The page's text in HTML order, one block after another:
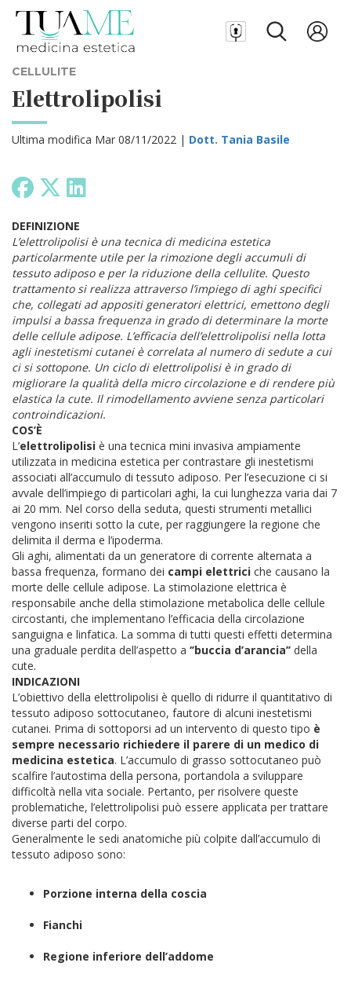
CELLULITE
Elettrolipolisi
Ultima modifica Mar 08/11/2022 | Dott. Tania Basile
DEFINIZIONE
L’elettrolipolisi è una tecnica di medicina estetica
particolarmente utile per la rimozione degli accumuli di
tessuto adiposo e per la riduzione della cellulite. Questo
trattamento si realizza attraverso l’impiego di aghi specifici
che, collegati ad appositi generatori elettrici, emettono degli
impulsi a bassa frequenza in grado di determinare la morte
delle cellule adipose. L’efficacia dell’elettrolipolisi nella lotta
agli inestetismi cutanei è correlata al numero di sedute a cui
ci si sottopone. Un ciclo di elettrolipolisi è in grado di
migliorare la qualità della micro circolazione e di rendere più
elastica la cute. Il rimodellamento avviene senza particolari
controindicazioni.
COS’È
L’elettrolipolisi è una tecnica mini invasiva ampiamente
utilizzata in medicina estetica per contrastare gli inestetismi
associati all’accumulo di tessuto adiposo. Per l’esecuzione ci si
avvale dell’impiego di particolari aghi, la cui lunghezza varia dai 7
ai 20 mm. Nel corso della seduta, questi strumenti metallici
vengono inseriti sotto la cute, per raggiungere la regione che
delimita il derma e l’ipoderma.
Gli aghi, alimentati da un generatore di corrente alternata a
bassa frequenza, formano dei campi elettrici che causano la
morte delle cellule adipose. La stimolazione elettrica è
responsabile anche della stimolazione metabolica delle cellule
circostanti, che implementano l’efficacia della circolazione
sanguigna e linfatica. La somma di tutti questi effetti determina
una graduale perdita dell’aspetto a ‘’buccia d’arancia’’ della
cute.
INDICAZIONI
L’obiettivo della elettrolipolisi è quello di ridurre il quantitativo di
tessuto adiposo sottocutaneo, fautore di alcuni inestetismi
cutanei. Prima di sottoporsi ad un intervento di questo tipo è
sempre necessario richiedere il parere di un medico di
medicina estetica. L’accumulo di grasso sottocutaneo può
scalfire l’autostima della persona, portandola a sviluppare
difficoltà nella vita sociale. Pertanto, per risolvere queste
problematiche, l’elettrolipolisi può essere applicata per trattare
diverse parti del corpo.
Generalmente le sedi anatomiche più colpite dall’accumulo di
tessuto adiposo sono:
Porzione interna della coscia
Fianchi
Regione inferiore dell’addome